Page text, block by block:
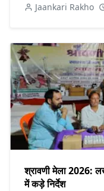
Jaankari Rakho
श्रावणी मेला 2026:
में कड़े निर्देश